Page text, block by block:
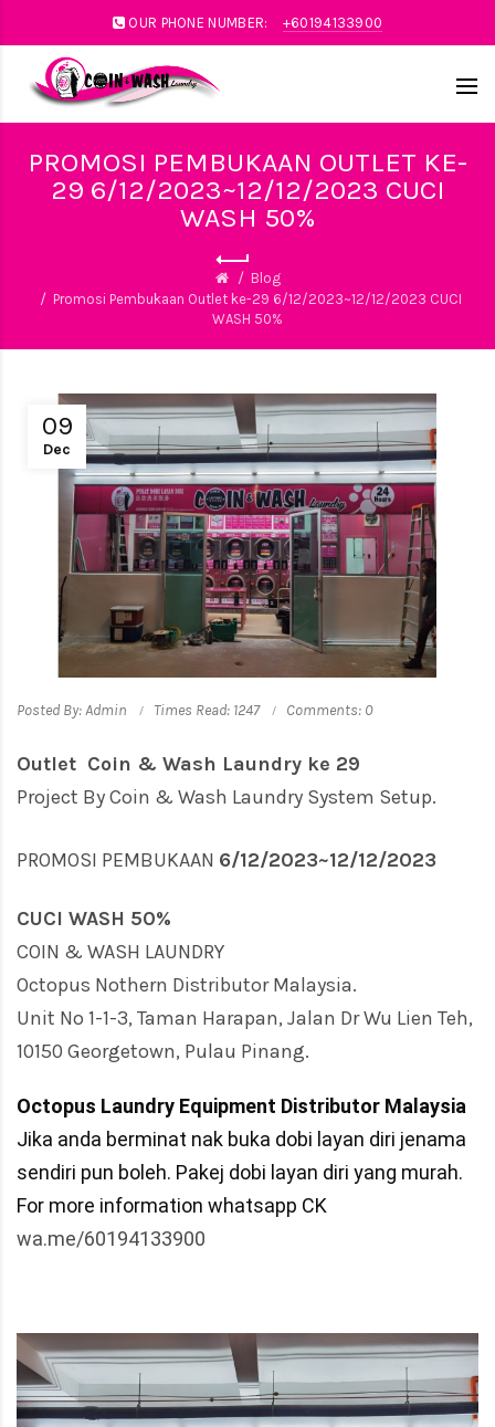
OUR PHONE NUMBER: +60194133900
PROMOSI PEMBUKAAN OUTLET KE-
29 6/12/2023~12/12/2023 CUCI
WASH 50%
Blog
Promosi Pembukaan Outlet ke-29 6/12/2023~12/12/2023 CUCI
WASH 50%
09
Dec
Posted By: Admin Times Read: 1247 Comments: 0
Outlet Coin & Wash Laundry ke 29
Project By Coin & Wash Laundry System Setup.
PROMOSI PEMBUKAAN 6/12/2023~12/12/2023
CUCI WASH 50%
COIN & WASH LAUNDRY
Octopus Nothern Distributor Malaysia.
Unit No 1-1-3, Taman Harapan, Jalan Dr Wu Lien Teh,
10150 Georgetown, Pulau Pinang.
Octopus Laundry Equipment Distributor Malaysia
Jika anda berminat nak buka dobi layan diri jenama
sendiri pun boleh. Pakej dobi layan diri yang murah.
For more information whatsapp CK
wa.me/60194133900